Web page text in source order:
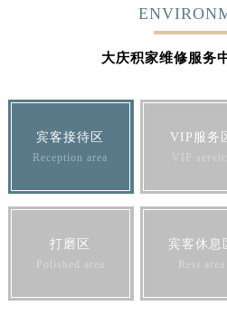
大庆积家维修服务
宾客接待区
Reception area
VIP服务
VIP
打磨区
Polished area
宾客休息
Rest area